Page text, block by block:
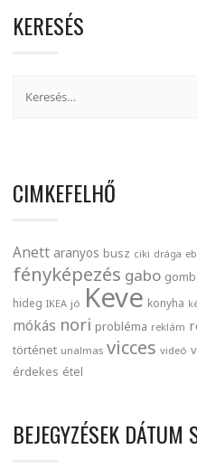
KERESÉS
CIMKEFELHŐ
Anett aranyos busz ciki drága
fényképezés gabo
hideg IKEA jó Keve konyha
mókás nori probléma reklám
történet unalmas vicces videó
érdekes étel
BEJEGYZÉSEK DÁTUM